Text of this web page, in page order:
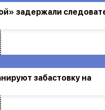
забастовку на
задержали